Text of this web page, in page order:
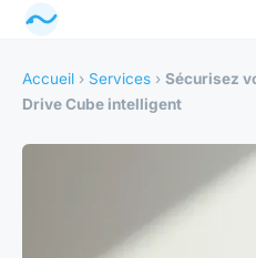
Accueil › Services › Sécurisez
Drive Cube intelligent